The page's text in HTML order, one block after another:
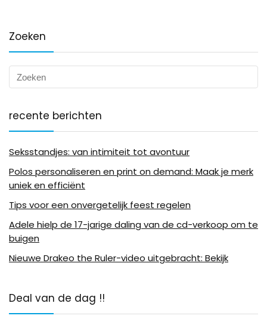
Zoeken
recente berichten
Seksstandjes: van intimiteit tot avontuur
Polos personaliseren en print on demand: Maak je merk
uniek en efficiënt
Tips voor een onvergetelijk feest regelen
Adele hielp de 17-jarige daling van de cd-verkoop om te
buigen
Nieuwe Drakeo the Ruler-video uitgebracht: Bekijk
Deal van de dag !!